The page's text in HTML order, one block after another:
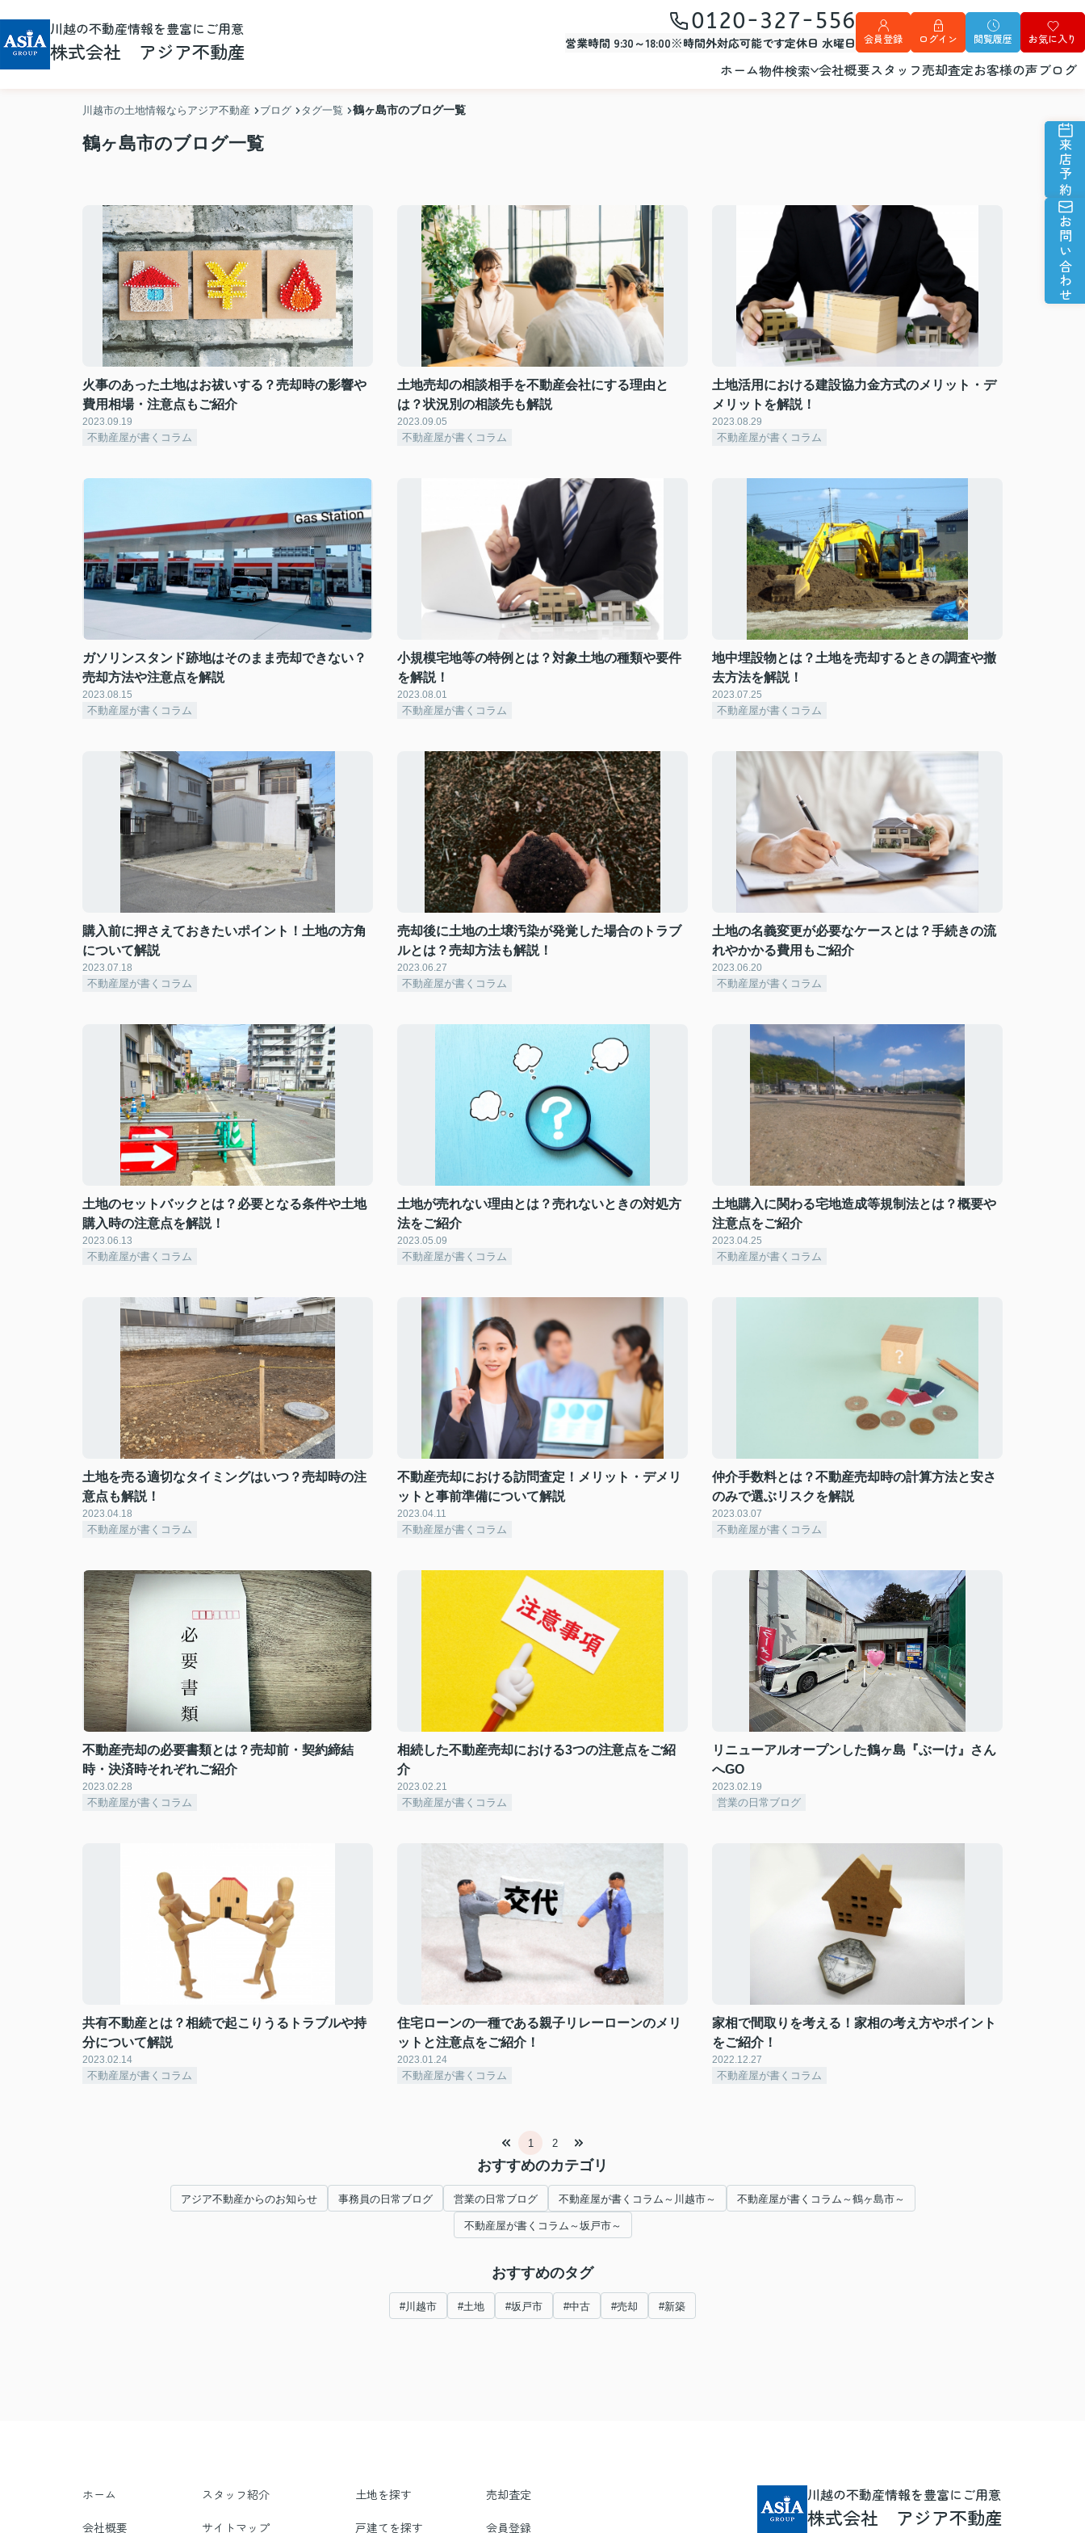
川越の不動産情報を豊富にご用意
株式会社 アジア不動産
0120-327-556
営業時間 9:30～18:00※時間外対応可能です定休日 水曜日 会員登録 ログイン 閲覧履歴 お気に入り
ホーム物件検索 会社概要スタッフ売却査定お客様の声ブログ
来店予約
お問い合わせ
川越市の土地情報ならアジア不動産 ブログ タグ一覧 鶴ヶ島市のブログ一覧
鶴ヶ島市のブログ一覧
火事のあった土地はお祓いする？売却時の影響や
費用相場・注意点もご紹介
2023.09.19
不動産屋が書くコラム
土地売却の相談相手を不動産会社にする理由と
は？状況別の相談先も解説
2023.09.05
不動産屋が書くコラム
土地活用における建設協力金方式のメリット・デ
メリットを解説！
2023.08.29
不動産屋が書くコラム
ガソリンスタンド跡地はそのまま売却できない？
売却方法や注意点を解説
2023.08.15
不動産屋が書くコラム
小規模宅地等の特例とは？対象土地の種類や要件
を解説！
2023.08.01
不動産屋が書くコラム
地中埋設物とは？土地を売却するときの調査や撤
去方法を解説！
2023.07.25
不動産屋が書くコラム
購入前に押さえておきたいポイント！土地の方角
について解説
2023.07.18
不動産屋が書くコラム
売却後に土地の土壌汚染が発覚した場合のトラブ
ルとは？売却方法も解説！
2023.06.27
不動産屋が書くコラム
土地の名義変更が必要なケースとは？手続きの流
れやかかる費用もご紹介
2023.06.20
不動産屋が書くコラム
土地のセットバックとは？必要となる条件や土地
購入時の注意点を解説！
2023.06.13
不動産屋が書くコラム
土地が売れない理由とは？売れないときの対処方
法をご紹介
2023.05.09
不動産屋が書くコラム
土地購入に関わる宅地造成等規制法とは？概要や
注意点をご紹介
2023.04.25
不動産屋が書くコラム
土地を売る適切なタイミングはいつ？売却時の注
意点も解説！
2023.04.18
不動産屋が書くコラム
不動産売却における訪問査定！メリット・デメリ
ットと事前準備について解説
2023.04.11
不動産屋が書くコラム
仲介手数料とは？不動産売却時の計算方法と安さ
のみで選ぶリスクを解説
2023.03.07
不動産屋が書くコラム
不動産売却の必要書類とは？売却前・契約締結
時・決済時それぞれご紹介
2023.02.28
不動産屋が書くコラム
相続した不動産売却における3つの注意点をご紹
介
2023.02.21
不動産屋が書くコラム
リニューアルオープンした鶴ヶ島『ぶーけ』さん
へGO
2023.02.19
営業の日常ブログ
共有不動産とは？相続で起こりうるトラブルや持
分について解説
2023.02.14
不動産屋が書くコラム
住宅ローンの一種である親子リレーローンのメリ
ットと注意点をご紹介！
2023.01.24
不動産屋が書くコラム
家相で間取りを考える！家相の考え方やポイント
をご紹介！
2022.12.27
不動産屋が書くコラム
1 2
おすすめのカテゴリ
アジア不動産からのお知らせ 事務員の日常ブログ 営業の日常ブログ 不動産屋が書くコラム～川越市～ 不動産屋が書くコラム～鶴ヶ島市～
不動産屋が書くコラム～坂戸市～
おすすめのタグ
#川越市 #土地 #坂戸市 #中古 #売却 #新築
ホーム スタッフ紹介 土地を探す 売却査定
会社概要 サイトマップ 戸建てを探す 会員登録
川越の不動産情報を豊富にご用意
株式会社 アジア不動産